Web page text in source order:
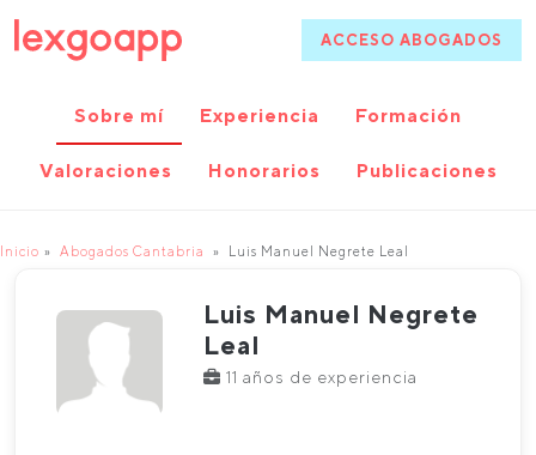
ACCESO ABOGADOS
Sobre mí Experiencia Formación
Valoraciones Honorarios Publicaciones
Inicio Abogados Cantabria Luis Manuel Negrete Leal
Luis Manuel Negrete
Leal
11 años de experiencia